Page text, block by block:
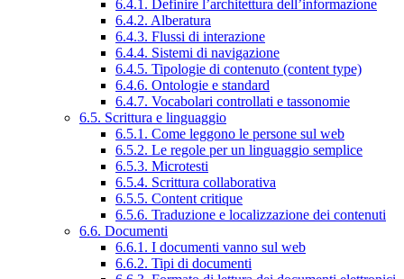
6.4.1. Definire l’architettura dell’informazione
6.4.2. Alberatura
6.4.3. Flussi di interazione
6.4.4. Sistemi di navigazione
6.4.5. Tipologie di contenuto (content type)
6.4.6. Ontologie e standard
6.4.7. Vocabolari controllati e tassonomie
6.5. Scrittura e linguaggio
6.5.1. Come leggono le persone sul web
6.5.2. Le regole per un linguaggio semplice
6.5.3. Microtesti
6.5.4. Scrittura collaborativa
6.5.5. Content critique
6.5.6. Traduzione e localizzazione dei contenuti
6.6. Documenti
6.6.1. I documenti vanno sul web
6.6.2. Tipi di documenti